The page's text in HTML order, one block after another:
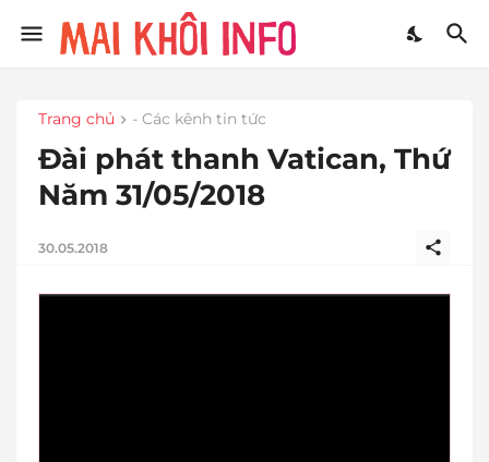
Trang chủ - Các kênh tin tức
Đài phát thanh Vatican, Thứ
Năm 31/05/2018
30.05.2018